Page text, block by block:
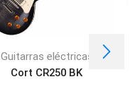
Guitarras eléctricas
Cort CR250 BK